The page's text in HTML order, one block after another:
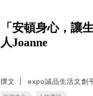
「安頓身心，讓
人Joanne
撰文 expo誠品生活文創